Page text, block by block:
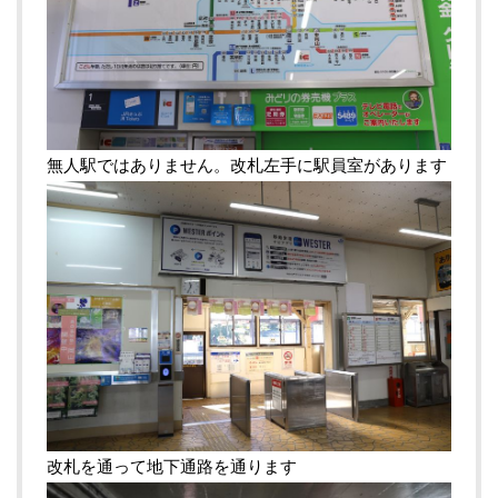
無人駅ではありません。改札左手に駅員室があります
改札を通って地下通路を通ります